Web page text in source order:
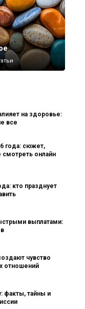
на здоровье:
все
года: сюжет,
смотреть онлайн
кто празднует
выплатами:
чувство
отношений
факты, тайны и